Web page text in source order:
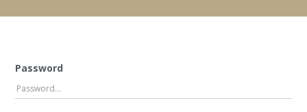
Password